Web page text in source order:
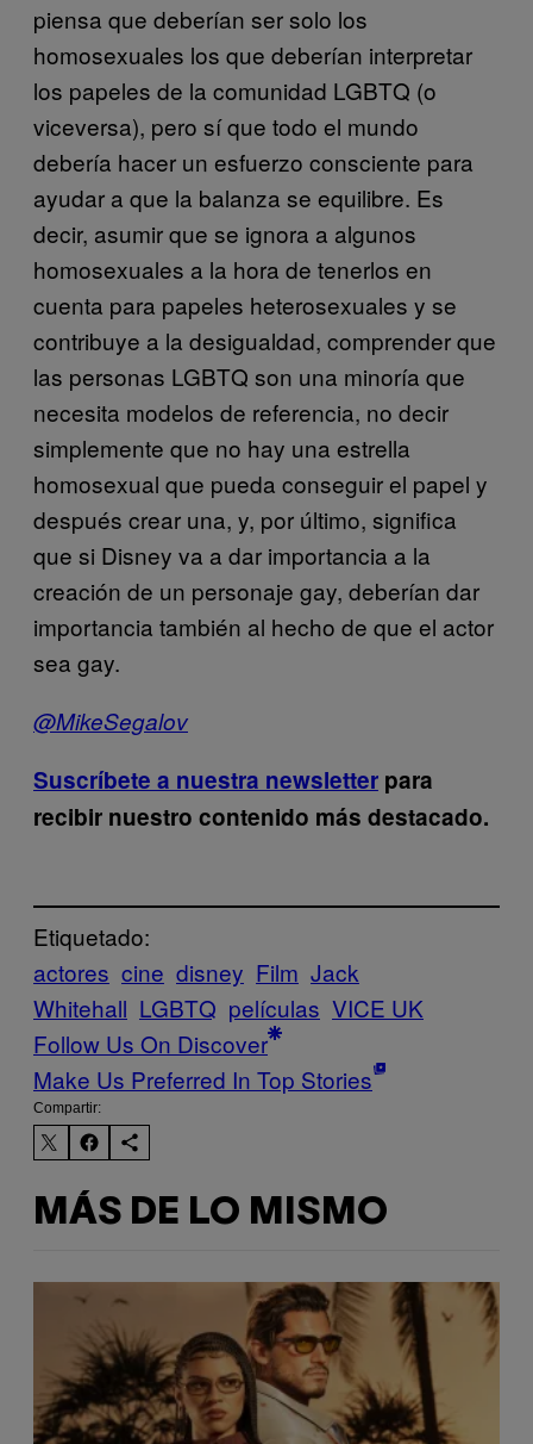
piensa que deberían ser solo los
homosexuales los que deberían interpretar
los papeles de la comunidad LGBTQ (o
viceversa), pero sí que todo el mundo
debería hacer un esfuerzo consciente para
ayudar a que la balanza se equilibre. Es
decir, asumir que se ignora a algunos
homosexuales a la hora de tenerlos en
cuenta para papeles heterosexuales y se
contribuye a la desigualdad, comprender que
las personas LGBTQ son una minoría que
necesita modelos de referencia, no decir
simplemente que no hay una estrella
homosexual que pueda conseguir el papel y
después crear una, y, por último, significa
que si Disney va a dar importancia a la
creación de un personaje gay, deberían dar
importancia también al hecho de que el actor
sea gay.
@MikeSegalov
Suscríbete a nuestra newsletter para
recibir nuestro contenido más destacado.
Etiquetado:
actores cine disney Film Jack
Whitehall LGBTQ películas VICE UK
Follow Us On Discover
Make Us Preferred In Top Stories
Compartir:
MÁS DE LO MISMO